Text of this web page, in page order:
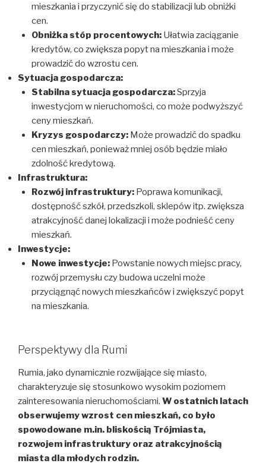
mieszkania i przyczynić się do stabilizacji lub obniżki
cen.
Obniżka stóp procentowych:Ułatwia zaciąganie
kredytów, co zwiększa popyt na mieszkania i może
prowadzić do wzrostu cen.
Sytuacja gospodarcza:
Stabilna sytuacja gospodarcza:Sprzyja
inwestycjom w nieruchomości, co może podwyższyć
ceny mieszkań.
Kryzys gospodarczy:Może prowadzić do spadku
cen mieszkań, ponieważ mniej osób będzie miało
zdolność kredytową.
Infrastruktura:
Rozwój infrastruktury:Poprawa komunikacji,
dostępność szkół, przedszkoli, sklepów itp. zwiększa
atrakcyjność danej lokalizacji i może podnieść ceny
mieszkań.
Inwestycje:
Nowe inwestycje:Powstanie nowych miejsc pracy,
rozwój przemysłu czy budowa uczelni może
przyciągnąć nowych mieszkańców i zwiększyć popyt
na mieszkania.
Perspektywy dla Rumi
Rumia, jako dynamicznie rozwijające się miasto,
charakteryzuje się stosunkowo wysokim poziomem
zainteresowania nieruchomościami. W ostatnich latach
obserwujemy wzrost cen mieszkań, co było
spowodowane m.in. bliskością Trójmiasta,
rozwojem infrastruktury oraz atrakcyjnością
miasta dla młodych rodzin.